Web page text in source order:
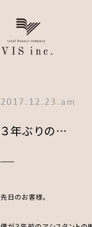
2017.12.23.am
３年ぶりの…
先日のお客様。